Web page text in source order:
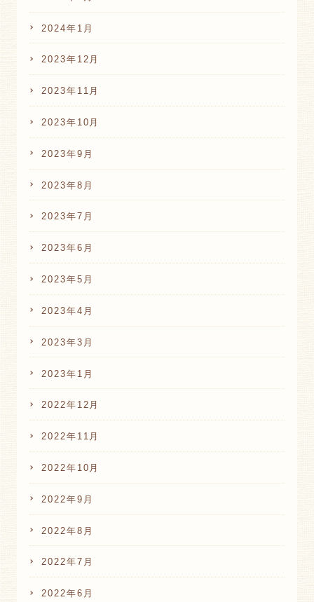
2024年1月
2023年12月
2023年11月
2023年10月
2023年9月
2023年8月
2023年7月
2023年6月
2023年5月
2023年4月
2023年3月
2023年1月
2022年12月
2022年11月
2022年10月
2022年9月
2022年8月
2022年7月
2022年6月